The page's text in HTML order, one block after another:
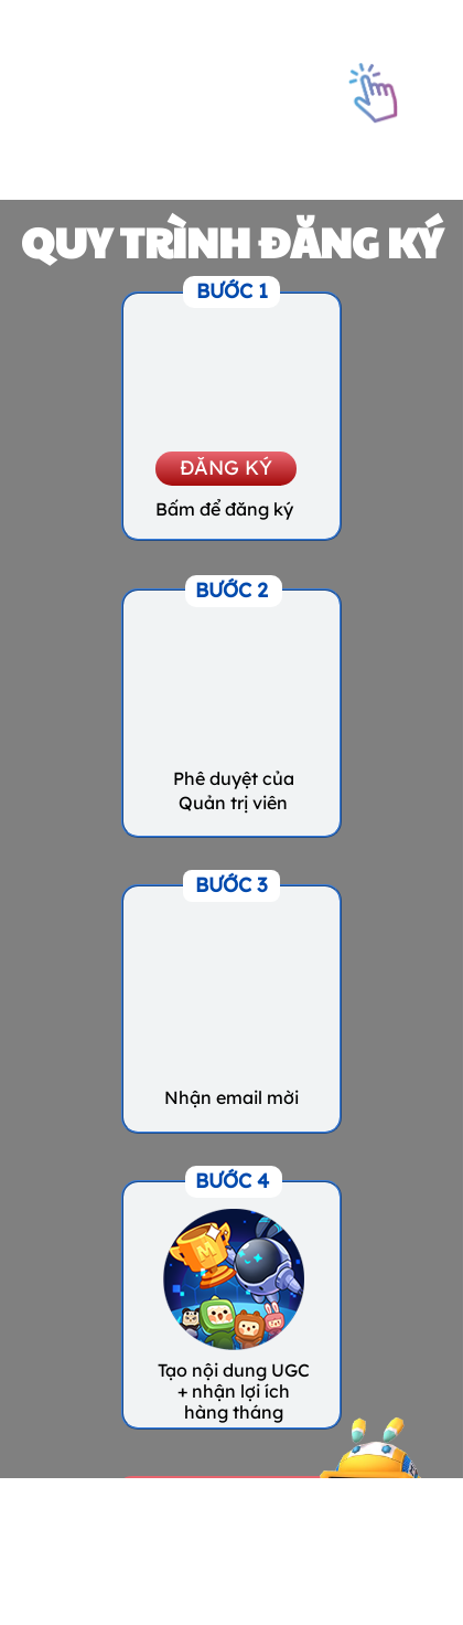
QUY TRÌNH ĐĂNG KÝ
BƯỚC 1
BƯỚC 2
BƯỚC 3
BƯỚC 4
Bấm để đăng ký
Phê duyệt của
Quản trị viên
Nhận email mời
Tạo nội dung UGC
+ nhận lợi ích
hàng tháng
ĐĂNG KÝ